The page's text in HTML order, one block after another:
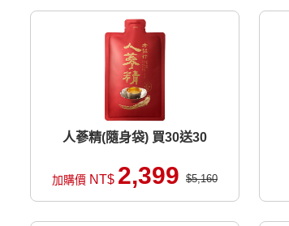
人蔘精(隨身袋) 買30送30
加購價 NT$ 2,399 $5,160